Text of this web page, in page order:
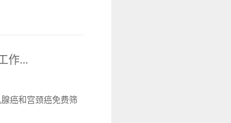
作...
癌和宫颈癌免费筛